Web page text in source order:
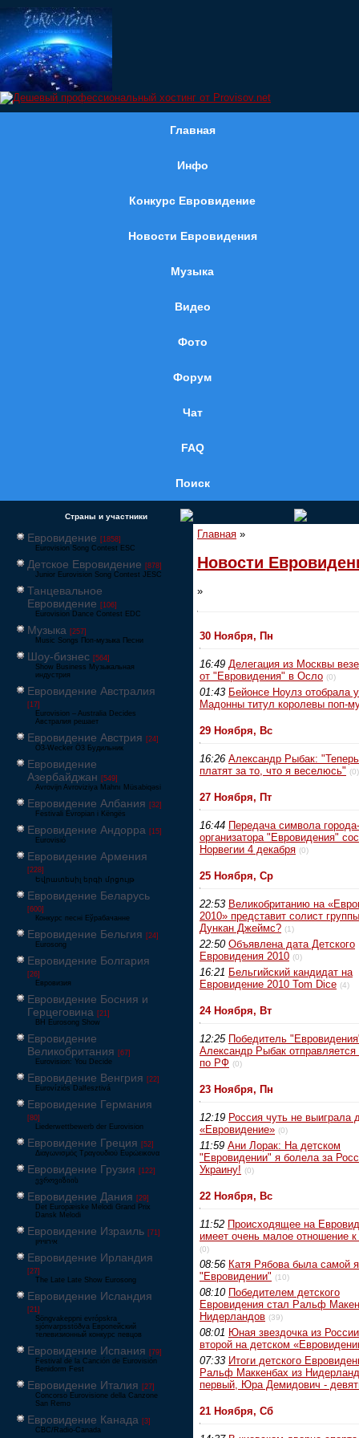
Главная
Инфо
Конкурс Евровидение
Новости Евровидения
Музыка
Видео
Фото
Форум
Чат
FAQ
Поиск
Страны и участники
Евровидение [1858]
Eurovision Song Contest ESC
Детское Евровидение [878]
Junior Eurovision Song Contest JESC
Танцевальное
Евровидение [106]
Eurovision Dance Contest EDC
Музыка [257]
Music Songs Поп-музыка Песни
Шоу-бизнес [564]
Show Business Музыкальная
индустрия
Евровидение Австралия
[17]
Eurovision – Australia Decides
Австралия решает
Евровидение Австрия [24]
Ö3-Wecker Ö3 Будильник
Евровидение
Азербайджан [549]
Avrovijn Avroviziya Mahnı Müsabiqəsi
Евровидение Албания [32]
Festivali Evropian i Këngës
Евровидение Андорра [15]
Eurovisió
Евровидение Армения
[228]
Եվրատեսիլ երգի մրցույթ
Евровидение Беларусь
[600]
Конкурс песні Еўрабачанне
Евровидение Бельгия [24]
Eurosong
Евровидение Болгария
[26]
Евровизия
Евровидение Босния и
Герцеговина [21]
BH Eurosong Show
Евровидение
Великобритания [67]
Eurovision: You Decide
Евровидение Венгрия [22]
Eurovíziós Dalfesztivá
Евровидение Германия
[80]
Liederwettbewerb der Eurovision
Евровидение Греция [52]
Διαγωνισμός Τραγουδιού Ευρώεικονα
Евровидение Грузия [122]
ევროვიზიის
Евровидение Дания [29]
Det Europæiske Melodi Grand Prix
Dansk Melodi
Евровидение Израиль [71]
‏אירוויזיון
Евровидение Ирландия
[27]
The Late Late Show Eurosong
Евровидение Исландия
[21]
Söngvakeppni evrópskra
sjónvarpsstöðva Европейский
телевизионный конкурс певцов
Евровидение Испания [79]
Festival de la Canción de Eurovisión
Benidorm Fest
Евровидение Италия [27]
Concorso Eurovisione della Canzone
San Remo
Евровидение Канада [3]
CBC/Radio-Canada
Главная »
Новости
»
30 Ноября, Пн
16:49 Делегация из Москвы
от "Евровидения" в Осло (0)
01:43 Бейонсе Ноулз отобрала у
Мадонны титул королевы поп-
29 Ноября, Вс
16:26 Александр Рыбак:
платят за то, что я веселюсь" (0)
27 Ноября, Пт
16:44 Передача символа города-
организатора "Евровидения"
Норвегии 4 декабря (0)
25 Ноября, Ср
22:53 Великобританию на
2010» представит солист
Дункан Джеймс? (1)
22:50 Объявлена дата Детского
Евровидения 2010 (0)
16:21 Бельгийский кандидат на
Евровидение 2010 Tom Dice (4)
24 Ноября, Вт
12:25 Победитель
Александр Рыбак отправляется
по РФ (0)
23 Ноября, Пн
12:19 Россия чуть не выиграла
«Евровидение» (0)
11:59 Ани Лорак: На детском
"Евровидении" я болела за
Украину! (0)
22 Ноября, Вс
11:52 Происходящее на
имеет очень малое отношение
(0)
08:56 Катя Рябова была самой
"Евровидении" (10)
08:10 Победителем детского
Евровидения стал Ральф
Нидерландов (39)
08:01 Юная звездочка из
второй на детском
07:33 Итоги детского
Ральф Маккенбах из
первый, Юра Демидович -
21 Ноября, Сб